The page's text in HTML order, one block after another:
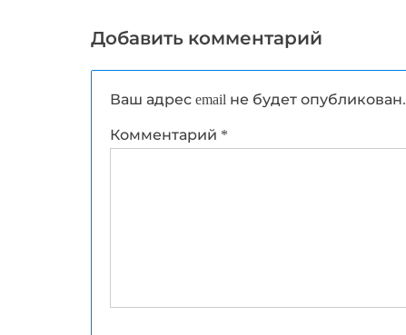
Добавить комментарий
Ваш адрес email не будет опубликован.
Комментарий *